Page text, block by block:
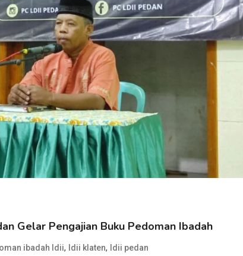
Gelar Pengajian Buku Pedoman Ibadah
ibadah ldii, ldii klaten, ldii pedan